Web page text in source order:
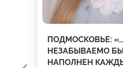
ПОДМОСКОВЬЕ: «…
НЕЗАБЫВАЕМО
НАПОЛНЕН